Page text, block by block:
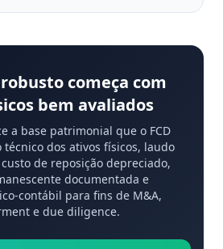
começa com
bem avaliados
a base patrimonial que o FCD
dos ativos físicos, laudo
de reposição depreciado,
documentada e
contábil para fins de M&A,
e due diligence.